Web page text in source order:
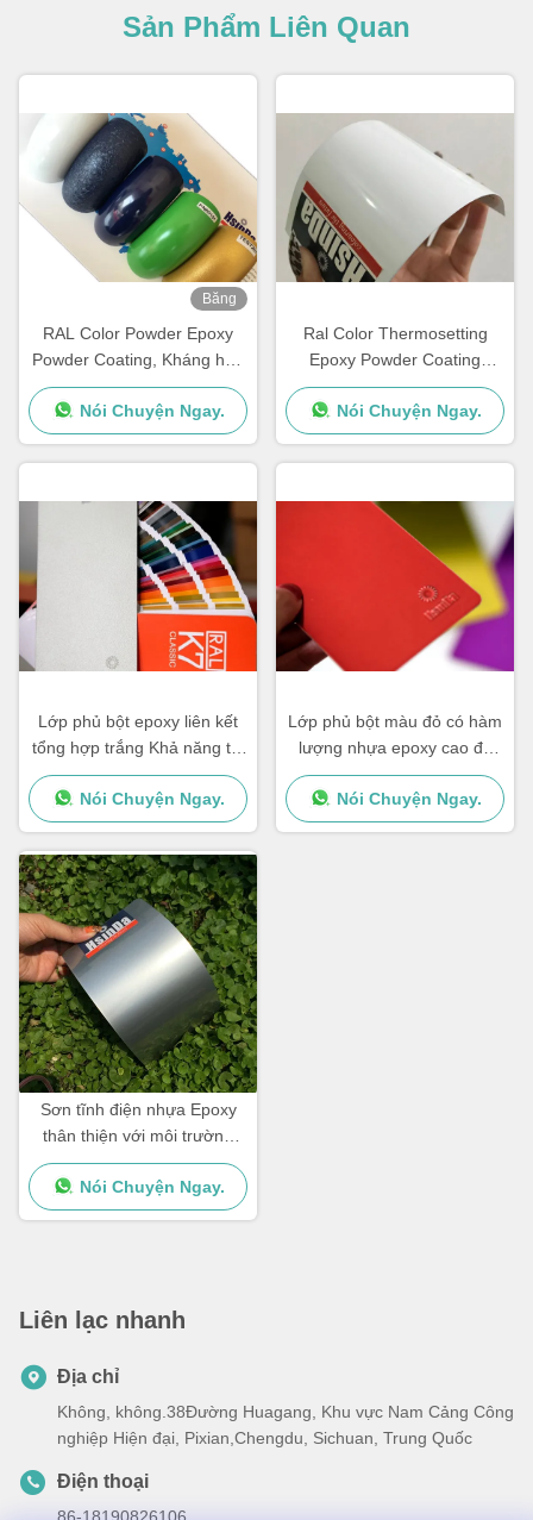
Sản Phẩm Liên Quan
Băng
RAL Color Powder Epoxy
Powder Coating, Kháng hóa
chất Powder Coating
Nói Chuyện Ngay.
Ral Color Thermosetting
Epoxy Powder Coating
Smooth High Gloss Tiết kiệm
tài nguyên
Nói Chuyện Ngay.
Lớp phủ bột epoxy liên kết
tổng hợp trắng Khả năng tái
chế Khả năng chống thời tiết
Nói Chuyện Ngay.
Lớp phủ bột màu đỏ có hàm
lượng nhựa epoxy cao để
kết thúc bóng mượt mà và
chống ăn mòn mạnh
Nói Chuyện Ngay.
Sơn tĩnh điện nhựa Epoxy
thân thiện với môi trường
Kết cấu tĩnh mạch cát xám
trang trí cao
Nói Chuyện Ngay.
Liên lạc nhanh
Địa chỉ
Không, không.38Đường Huagang, Khu vực Nam Cảng Công
nghiệp Hiện đại, Pixian,Chengdu, Sichuan, Trung Quốc
Điện thoại